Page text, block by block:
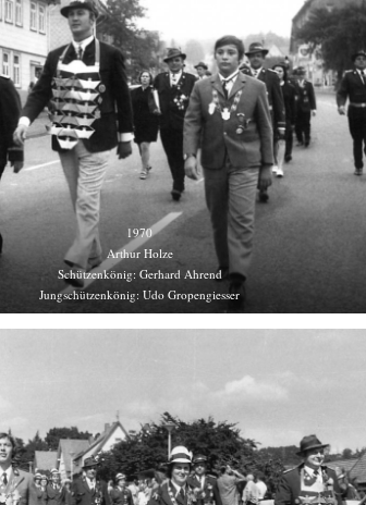
1970
Arthur Holze
Schützenkönig: Gerhard Ahrend
Jungschützenkönig: Udo Gropengiesser